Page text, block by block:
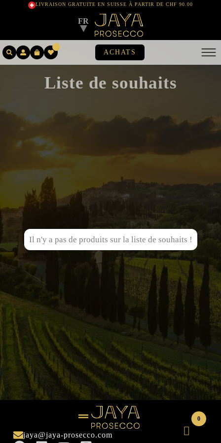
LIVRAISON GRATUITE EN SUISSE À PARTIR DE CHF 90.00
FR
▼
ACHATS
Liste de souhaits
Il n'y a pas de produits sur la liste de souhaits !
jaya@jaya-prosecco.com
0